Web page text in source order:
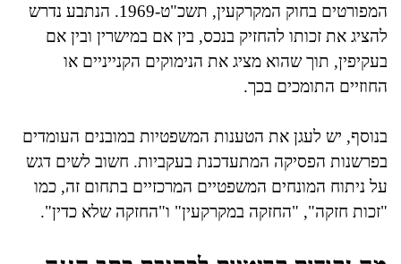
המפורטים בחוק המקרקעין, תשכ"ט-1969. הנתבע נדרש
להציג את זכותו להחזיק בנכס, בין אם במישרין ובין אם
בעקיפין, תוך שהוא מציג את הנימוקים הקנייניים או
החוזיים התומכים בכך.
בנוסף, יש לעגן את הטענות המשפטיות במובנים העומדים
בפרשנות הפסיקה המתעדכנת בעקביות. חשוב לשים דגש
על ניתוח המונחים המשפטיים המרכזיים בתחום זה, כמו
"זכות חזקה", "החזקה במקרקעין" ו"החזקה שלא כדין".